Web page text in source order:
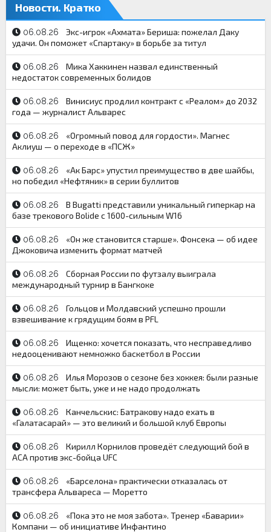
Новости. Кратко
06.08.26
Экс-игрок «Ахмата» Бериша: пожелал Даку
удачи. Он поможет «Спартаку» в борьбе за титул
06.08.26
Мика Хаккинен назвал единственный
недостаток современных болидов
06.08.26
Винисиус продлил контракт с «Реалом» до 2032
года — журналист Альварес
06.08.26
«Огромный повод для гордости». Магнес
Аклиуш — о переходе в «ПСЖ»
06.08.26
«Ак Барс» упустил преимущество в две шайбы,
но победил «Нефтяник» в серии буллитов
06.08.26
В Bugatti представили уникальный гиперкар на
базе трекового Bolide с 1600-сильным W16
06.08.26
«Он же становится старше». Фонсека — об идее
Джоковича изменить формат матчей
06.08.26
Сборная России по футзалу выиграла
международный турнир в Бангкоке
06.08.26
Гольцов и Молдавский успешно прошли
взвешивание к грядущим боям в PFL
06.08.26
Ищенко: хочется показать, что несправедливо
недооценивают немножко баскетбол в России
06.08.26
Илья Морозов о сезоне без хоккея: были разные
мысли: может быть, уже и не надо продолжать
06.08.26
Канчельскис: Батракову надо ехать в
«Галатасарай» — это великий и большой клуб Европы
06.08.26
Кирилл Корнилов проведёт следующий бой в
АСА против экс-бойца UFC
06.08.26
«Барселона» практически отказалась от
трансфера Альвареса — Моретто
06.08.26
«Пока это не моя забота». Тренер «Баварии»
Компани — об инициативе Инфантино